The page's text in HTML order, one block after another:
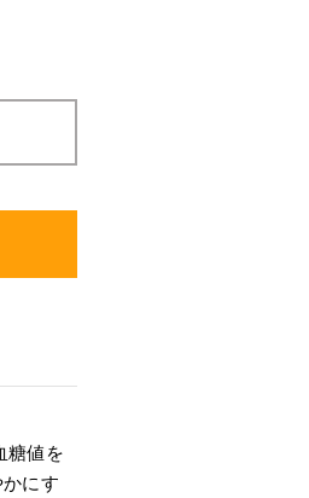
ばれる理由
糖値を
にす